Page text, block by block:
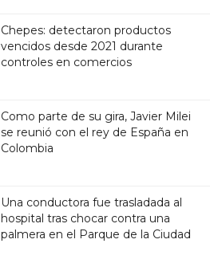
Chepes: detectaron productos
vencidos desde 2021 durante
controles en comercios
Como parte de su gira, Javier Milei
se reunió con el rey de España en
Colombia
Una conductora fue trasladada al
hospital tras chocar contra una
palmera en el Parque de la Ciudad